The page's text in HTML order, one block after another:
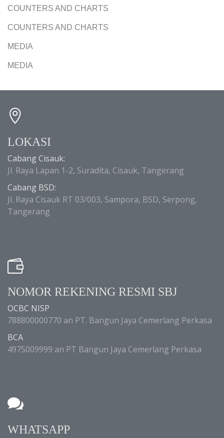
COUNTERS AND CHARTS
COUNTERS AND CHARTS
MEDIA
MEDIA
LOKASI
Cabang Cisauk:
Jl. Raya Lapan 1-2, Suradita, Cisauk, Tangerang
Cabang BSD:
Jl. Raya Cisauk RT 03/003, Sampora, BSD, Serpong,
Tangerang
NOMOR REKENING RESMI SBJ
OCBC NISP
788800000770 an PT. Bangun Jaya Cemerlang Perkasa
BCA
4975009999 an PT Bangun Jaya Cemerlang Perkasa
WHATSAPP